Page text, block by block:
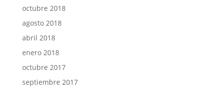
octubre 2018
agosto 2018
abril 2018
enero 2018
octubre 2017
septiembre 2017